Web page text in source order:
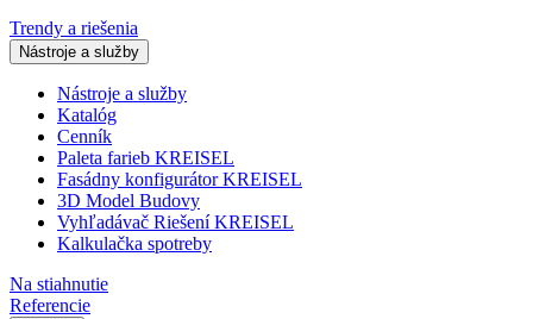
Trendy a riešenia
Nástroje a služby
Nástroje a služby
Katalóg
Cenník
Paleta farieb KREISEL
Fasádny konfigurátor KREISEL
3D Model Budovy
Vyhľadávač Riešení KREISEL
Kalkulačka spotreby
Na stiahnutie
Referencie